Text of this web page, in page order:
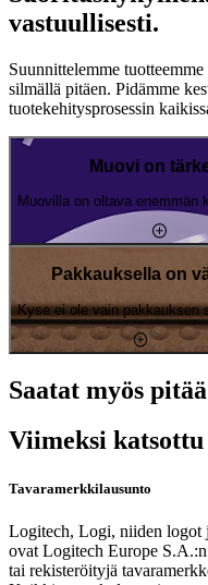
vastuullisesti.
Suunnittelemme
silmällä pitäen. Pidämme
tuotekehitysprosessin
Muovi on
Muovilla on oltava enemmän
Pakkauksella on
Kyse ei ole vain pakkauksen
Saatat myös
Viimeksi katsottu
Tavaramerkkilausunto
Logitech, Logi, niiden logot
ovat Logitech Europe
tai rekisteröityjä